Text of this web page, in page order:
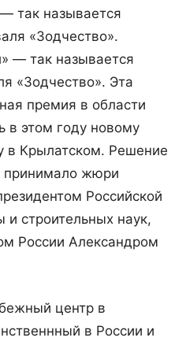
так называется
«Зодчество».
— так называется
«Зодчество». Эта
премия в области
в этом году новому
в Крылатском. Решение
принимало жюри
Российской
строительных наук,
России Александром
центр в
в России и